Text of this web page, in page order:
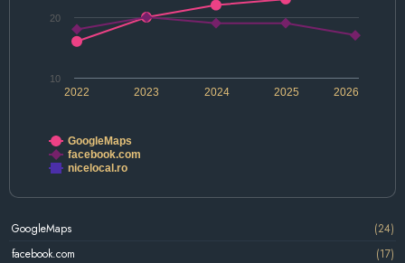
2022 2024 2026
2023 2025
10
20
GoogleMaps
facebook.com
nicelocal.ro
GoogleMaps
(24)
facebook.com
(17)